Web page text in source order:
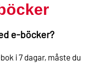
e-böcker?
i 7 dagar, måste du